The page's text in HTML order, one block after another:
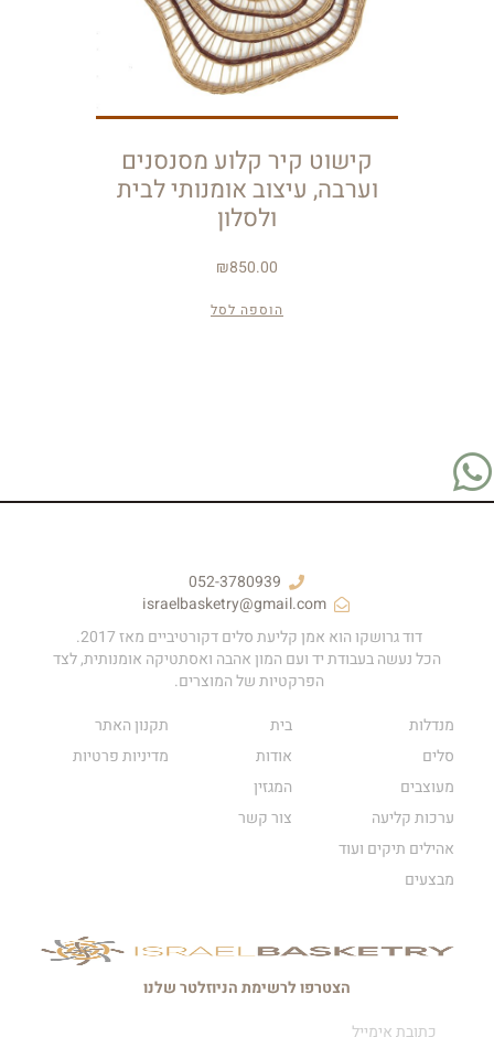
קישוט קיר קלוע מסנסנים
וערבה, עיצוב אומנותי לבית
ולסלון
₪850.00
הוספה לסל
052-3780939
israelbasketry@gmail.com
דוד גרושקו הוא אמן קליעת סלים דקורטיביים מאז 2017.
הכל נעשה בעבודת יד ועם המון אהבה ואסתטיקה אומנותית, לצד
הפרקטיות של המוצרים.
מנדלות
סלים
מעוצבים
ערכות קליעה
אהילים תיקים ועוד
מבצעים
בית
אודות
המגזין
צור קשר
תקנון האתר
מדיניות פרטיות
הצטרפו לרשימת הניוזלטר שלנו